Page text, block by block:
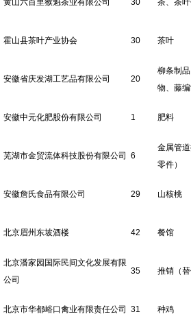
黄山六百里猴魁茶业有限公司 30 茶、茶
霍山县茶叶产业协会 30 茶叶
安徽省庆发湖工艺品有限公司 20
柳条制
物、藤
安徽中元化肥股份有限公司 1 肥料
芜湖市金贸流体科技股份有限公司 6
金属管
零件）
安徽詹氏食品有限公司 29 山核桃
北京眉州东坡酒楼 42 餐馆
北京潘家园国际民间文化发展有限
公司
35 推销（
北京市华都峪口禽业有限责任公司 31 种鸡